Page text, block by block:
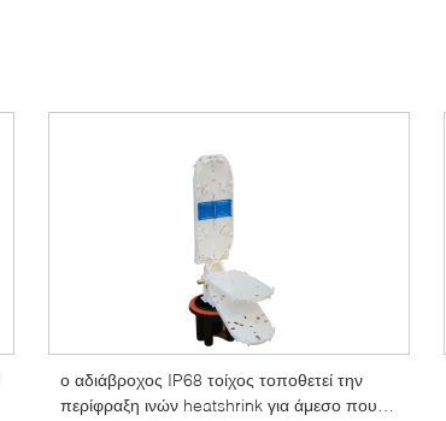
ο αδιάβροχος IP68 τοίχος τοποθετεί την
περίφραξη ινών heatshrink για άμεσο που